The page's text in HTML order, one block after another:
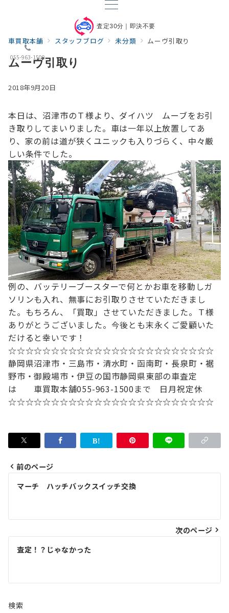
査定30分｜即決不要
055-963-1500
車買取本舗 スタッフブログ 未分類 ムーヴ引取り
ムーヴ引取り
2018年9月20日
本日は、沼津市のＴ様より、 ダイハツ ムーブをお引
き取りしてまいりました。 車は一年以上放置してあ
り、 家の前は道が狭くユニックも入りづらく、中々厳
しい条件でした。
例の、バッテリーブースターで何とかお車を移動しガ
ソリンも入れ、無事にお引取りさせていただきまし
た。 もちろん、「買取」させていただきました。 Ｔ様
ありがとうございました。 今後とも末永くご愛顧いた
だけると幸いです！
☆☆☆☆☆☆☆☆☆☆☆☆☆☆☆☆☆☆☆☆☆☆☆☆
静岡県沼津市・三島市・清水町・函南町 ・長泉町・裾
野市・御殿場市・伊豆の国市静岡県東部の車査定
は 車買取本舗055-963-1500まで 日月祝定休
☆☆☆☆☆☆☆☆☆☆☆☆☆☆☆☆☆☆☆☆☆☆☆☆
投
ビ
ゲ
シ
ョ
前のページ
マーチ ハッチバックスイッチ交換
次のページ
査定！？じゃなかった
検索